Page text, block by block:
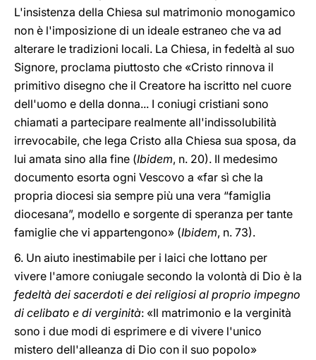
L'insistenza della Chiesa sul matrimonio monogamico
non è l'imposizione di un ideale estraneo che va ad
alterare le tradizioni locali. La Chiesa, in fedeltà al suo
Signore, proclama piuttosto che «Cristo rinnova il
primitivo disegno che il Creatore ha iscritto nel cuore
dell'uomo e della donna... I coniugi cristiani sono
chiamati a partecipare realmente all'indissolubilità
irrevocabile, che lega Cristo alla Chiesa sua sposa, da
lui amata sino alla fine (Ibidem, n. 20). Il medesimo
documento esorta ogni Vescovo a «far sì che la
propria diocesi sia sempre più una vera “famiglia
diocesana”, modello e sorgente di speranza per tante
famiglie che vi appartengono» (Ibidem, n. 73).
6. Un aiuto inestimabile per i laici che lottano per
vivere l'amore coniugale secondo la volontà di Dio è la
fedeltà dei sacerdoti e dei religiosi al proprio impegno
di celibato e di verginità: «Il matrimonio e la verginità
sono i due modi di esprimere e di vivere l'unico
mistero dell'alleanza di Dio con il suo popolo»